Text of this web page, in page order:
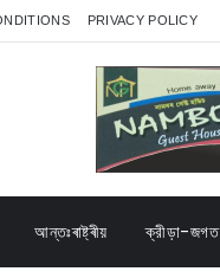
PRIVACY POLICY
আন্তঃৰাষ্ট্ৰীয় ক্রীড়া-জগত